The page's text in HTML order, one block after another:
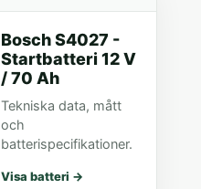
Bosch S4027 -
Startbatteri 12 V
/ 70 Ah
Tekniska data, mått
och
batterispecifikationer.
Visa batteri →